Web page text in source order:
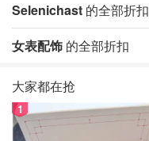
Selenichast 的全部折扣
女表配饰 的全部折扣
大家都在抢
1